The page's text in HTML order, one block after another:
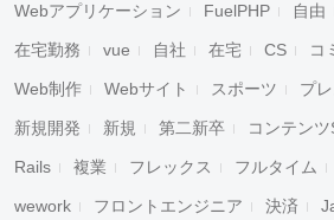
Webアプリケーション FuelPHP 自由
在宅勤務 vue 自社 在宅 CS コ
Web制作 Webサイト スポーツ プ
新規開発 新規 第二新卒 コンテン
Rails 複業 フレックス フルタイム
wework フロントエンジニア 決済